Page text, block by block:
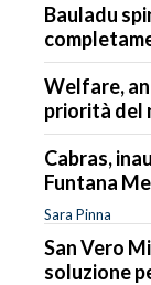
Bauladu
Welfare,
priorità del
Cabras,
Funtana
Sara Pinna
San Vero
soluzione